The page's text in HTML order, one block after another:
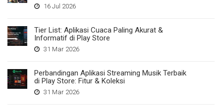
16 Jul 2026
Tier List: Aplikasi Cuaca Paling Akurat &
Informatif di Play Store
31 Mar 2026
Perbandingan Aplikasi Streaming Musik Terbaik
di Play Store: Fitur & Koleksi
31 Mar 2026